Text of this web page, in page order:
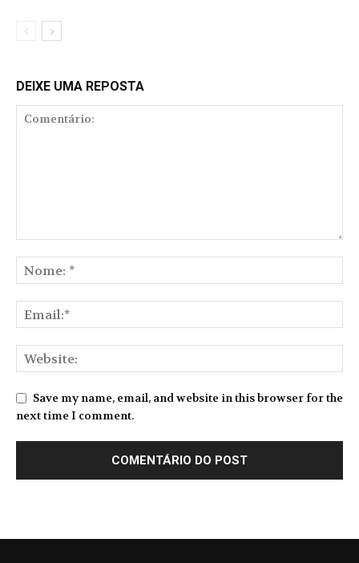
DEIXE UMA REPOSTA
Save my name, email, and website in this browser for the
next time I comment.